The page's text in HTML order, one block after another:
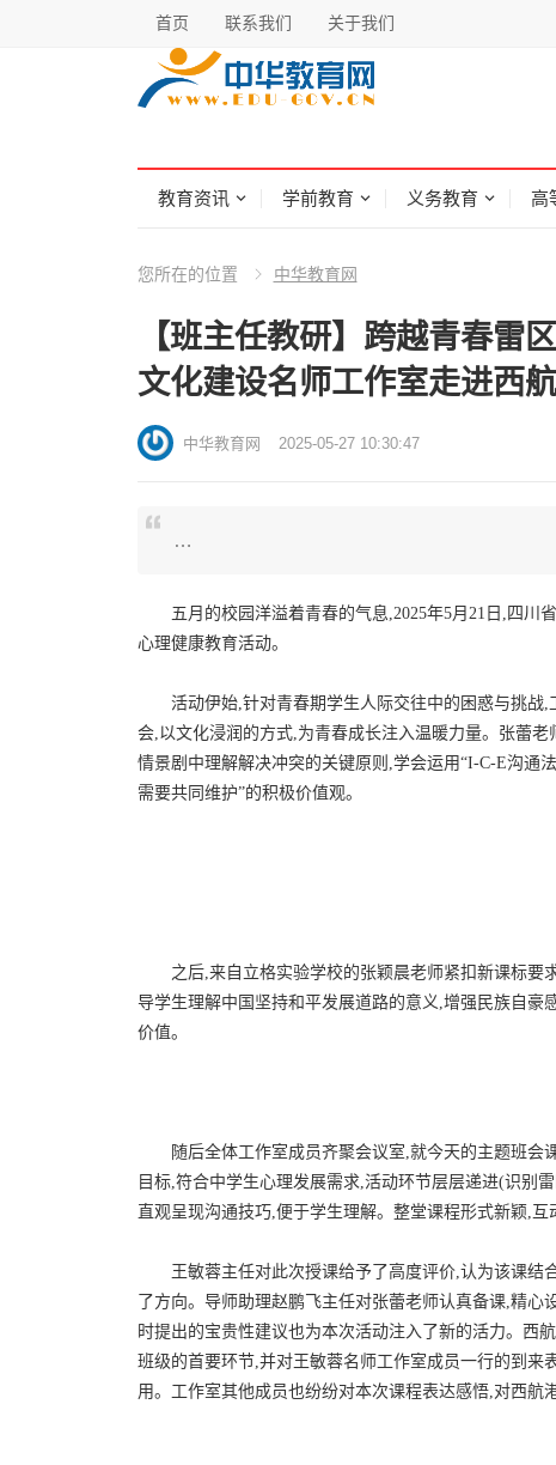
首页 联系我们 关于我们
教育资讯 学前教育 义务教育 高
您所在的位置 中华教育网
【班主任教研】跨越青春
文化建设名师工作室走进西
中华教育网 2025-05-27 10:30:47
…
五月的校园洋溢着青春的气息,2025年5月21日,四
心理健康教育活动。
活动伊始,针对青春期学生人际交往中的困惑与挑战
会,以文化浸润的方式,为青春成长注入温暖力量。张蕾
情景剧中理解解决冲突的关键原则,学会运用“I-C-E沟通
需要共同维护”的积极价值观。
之后,来自立格实验学校的张颖晨老师紧扣新课标要
导学生理解中国坚持和平发展道路的意义,增强民族自
价值。
随后全体工作室成员齐聚会议室,就今天的主题班会
目标,符合中学生心理发展需求,活动环节层层递进(识
直观呈现沟通技巧,便于学生理解。整堂课程形式新颖,
王敏蓉主任对此次授课给予了高度评价,认为该课
了方向。导师助理赵鹏飞主任对张蕾老师认真备课,精
时提出的宝贵性建议也为本次活动注入了新的活力。西
班级的首要环节,并对王敏蓉名师工作室成员一行的到
用。工作室其他成员也纷纷对本次课程表达感悟,对西航